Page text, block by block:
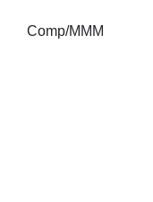
Comp/MMM